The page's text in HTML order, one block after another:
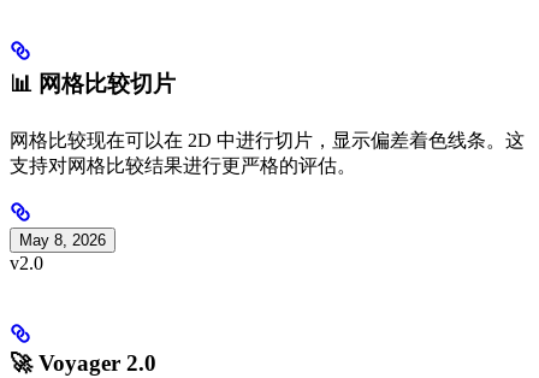
📊 网格比较切片
网格比较现在可以在 2D 中进行切片，显示偏差着色线条。这
支持对网格比较结果进行更严格的评估。
May 8, 2026
v2.0
🚀 Voyager 2.0